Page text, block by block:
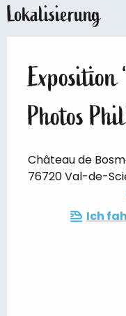
Lokalisierung
Exposition
Photos
Château de
76720 Val-de-
Ich